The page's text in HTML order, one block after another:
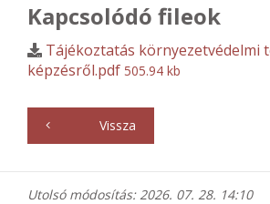
Kapcsolódó fileok
Tájékoztatás környezetvédelmi
képzésről.pdf 505.94 kb
Vissza
Utolsó módosítás: 2026. 07. 28. 14:10